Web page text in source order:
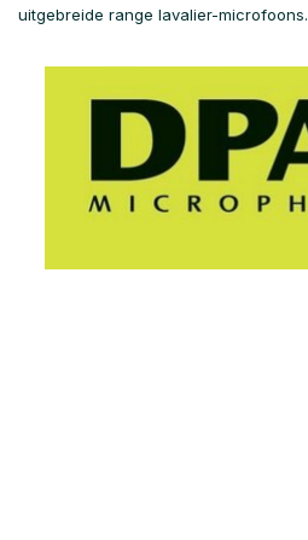
uitgebreide range lavalier-microfoons.